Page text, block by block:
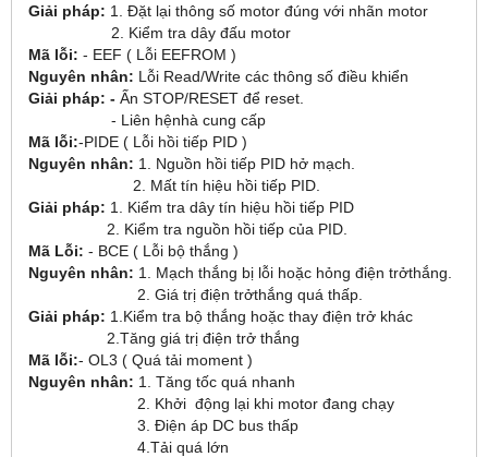
Giải pháp: 1. Đặt lại thông số motor đúng với nhãn motor
2. Kiểm tra dây đấu motor
Mã lỗi: - EEF ( Lỗi EEFROM )
Nguyên nhân: Lỗi Read/Write các thông số điều khiển
Giải pháp: - Ấn STOP/RESET để reset.
- Liên hệnhà cung cấp
Mã lỗi:-PIDE ( Lỗi hồi tiếp PID )
Nguyên nhân: 1. Nguồn hồi tiếp PID hở mạch.
2. Mất tín hiệu hồi tiếp PID.
Giải pháp: 1. Kiểm tra dây tín hiệu hồi tiếp PID
2. Kiểm tra nguồn hồi tiếp của PID.
Mã Lỗi: - BCE ( Lỗi bộ thắng )
Nguyên nhân: 1. Mạch thắng bị lỗi hoặc hỏng điện trởthắng.
2. Giá trị điện trởthắng quá thấp.
Giải pháp: 1.Kiểm tra bộ thắng hoặc thay điện trở khác
2.Tăng giá trị điện trở thắng
Mã lỗi:- OL3 ( Quá tải moment )
Nguyên nhân: 1. Tăng tốc quá nhanh
2. Khởi động lại khi motor đang chạy
3. Điện áp DC bus thấp
4.Tải quá lớn